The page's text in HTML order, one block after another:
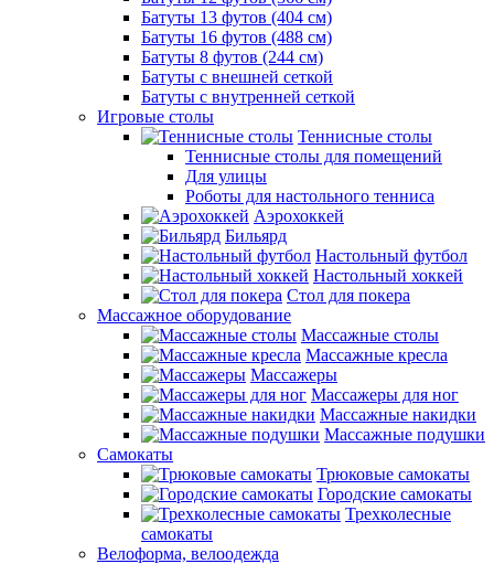
Батуты 13 футов (404 см)
Батуты 16 футов (488 см)
Батуты 8 футов (244 см)
Батуты с внешней сеткой
Батуты с внутренней сеткой
Игровые столы
Теннисные столы
Теннисные столы для помещений
Для улицы
Роботы для настольного тенниса
Аэрохоккей
Бильярд
Настольный футбол
Настольный хоккей
Стол для покера
Массажное оборудование
Массажные столы
Массажные кресла
Массажеры
Массажеры для ног
Массажные накидки
Массажные подушки
Самокаты
Трюковые самокаты
Городские самокаты
Трехколесные
самокаты
Велоформа, велоодежда